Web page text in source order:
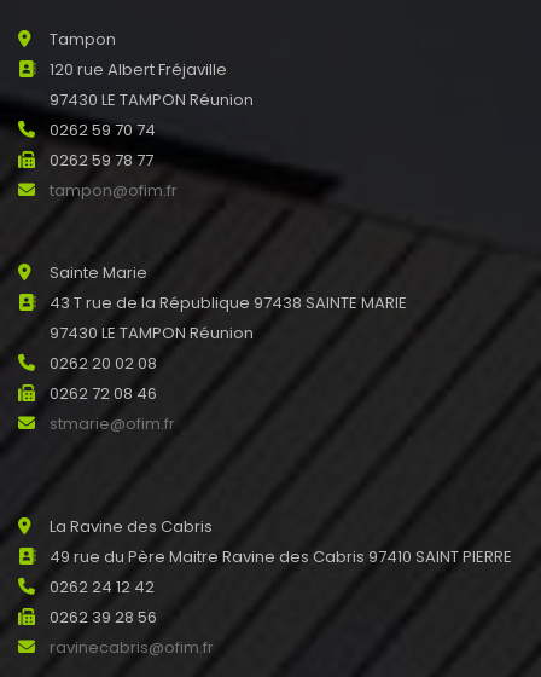
Tampon
120 rue Albert Fréjaville
97430 LE TAMPON Réunion
0262 59 70 74
0262 59 78 77
tampon@ofim.fr
Sainte Marie
43 T rue de la République 97438 SAINTE MARIE
97430 LE TAMPON Réunion
0262 20 02 08
0262 72 08 46
stmarie@ofim.fr
La Ravine des Cabris
49 rue du Père Maitre Ravine des Cabris 97410 SAINT PIERRE
0262 24 12 42
0262 39 28 56
ravinecabris@ofim.fr